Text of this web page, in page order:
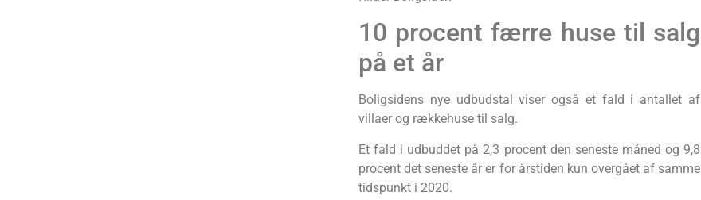
10 procent færre huse til salg
på et år
Boligsidens nye udbudstal viser også et fald i antallet af
villaer og rækkehuse til salg.
Et fald i udbuddet på 2,3 procent den seneste måned og 9,8
procent det seneste år er for årstiden kun overgået af samme
tidspunkt i 2020.